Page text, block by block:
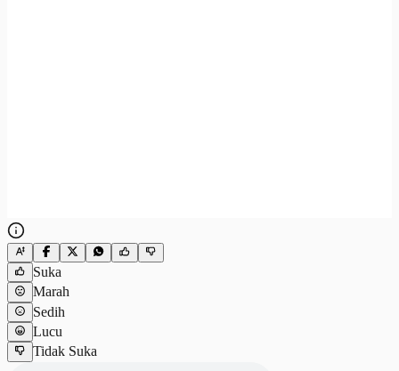
Suka
Marah
Sedih
Lucu
Tidak Suka